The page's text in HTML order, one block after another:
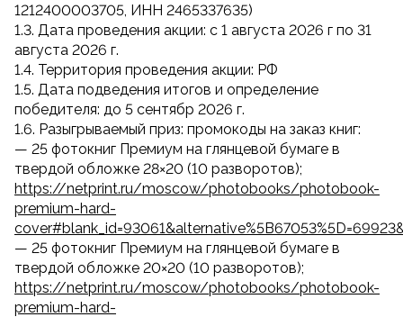
1212400003705, ИНН 2465337635)
1.3. Дата проведения акции: с 1 августа 2026 г по 31
августа 2026 г.
1.4. Территория проведения акции: РФ
1.5. Дата подведения итогов и определение
победителя: до 5 сентябр 2026 г.
1.6. Разыгрываемый приз: промокоды на заказ книг:
— 25 фотокниг Премиум на глянцевой бумаге в
твердой обложке 28×20 (10 разворотов);
https://netprint.ru/moscow/photobooks/photobook-
premium-hard-
— 25 фотокниг Премиум на глянцевой бумаге в
твердой обложке 20×20 (10 разворотов);
https://netprint.ru/moscow/photobooks/photobook-
premium-hard-